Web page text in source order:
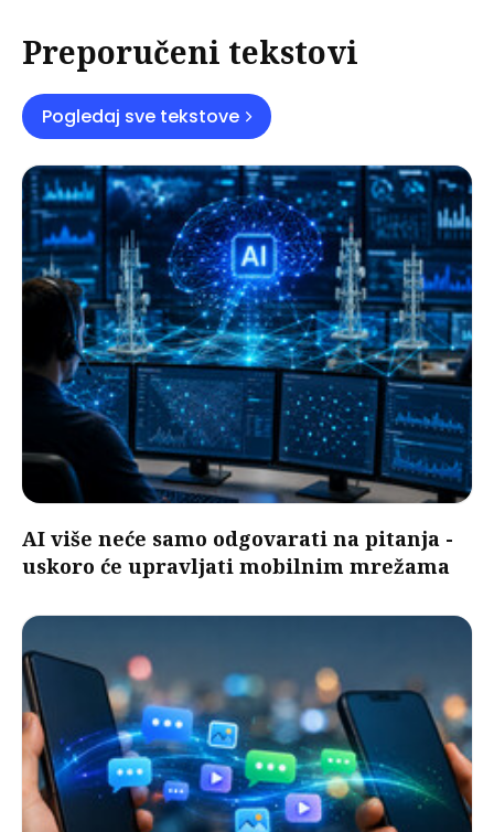
Preporučeni tekstovi
Pogledaj sve tekstove
AI više neće samo odgovarati na pitanja -
uskoro će upravljati mobilnim mrežama